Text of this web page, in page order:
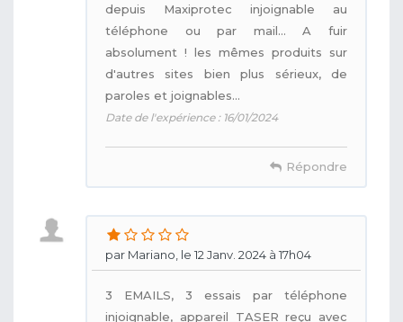
depuis Maxiprotec injoignable au
téléphone ou par mail... A fuir
absolument ! les mêmes produits sur
d'autres sites bien plus sérieux, de
paroles et joignables...
Date de l'expérience : 16/01/2024
Répondre
par Mariano, le 12 Janv. 2024 à 17h04
3 EMAILS, 3 essais par téléphone
injoignable, appareil TASER reçu avec